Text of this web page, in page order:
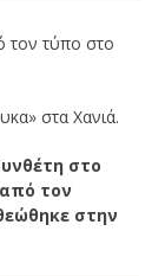
τον τύπο στο
στα Χανιά.
στο
τον
στην